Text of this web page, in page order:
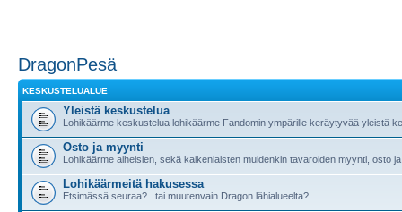
DragonPesä
KESKUSTELUALUE
Yleistä keskustelua
Lohikäärme keskustelua lohikäärme Fandomin ympärille keräytyvää yleistä
Osto ja myynti
Lohikäärme aiheisien, sekä kaikenlaisten muidenkin tavaroiden myynti, osto
Lohikäärmeitä hakusessa
Etsimässä seuraa?.. tai muutenvain Dragon lähialueelta?